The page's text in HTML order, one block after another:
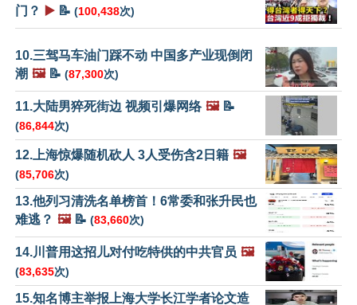
门？
▶️ 📝 (100,438次)
10.三驾马车油门踩不动 中国多产业现倒闭
潮 🖼️📝 (87,300次)
11.大陆男猝死街边 视频引爆网络 🖼️📝
(86,844次)
12.上海惊爆随机砍人 3人受伤含2日籍 🖼️
(85,706次)
13.他列习清洗名单榜首！6常委和张升民也
难逃？ 🖼️📝 (83,660次)
14.川普用这招儿对付吃特供的中共官员 🖼️
(83,635次)
15.知名博主举报上海大学长江学者论文造